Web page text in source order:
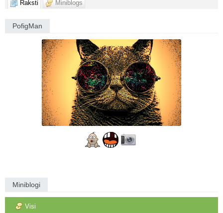
Raksti
Miniblogs
PofigMan
Miniblogi
Visi